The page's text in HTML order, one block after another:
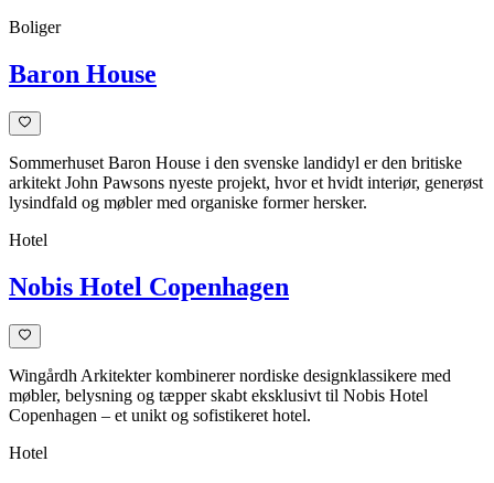
Boliger
Baron House
Sommerhuset Baron House i den svenske landidyl er den britiske
arkitekt John Pawsons nyeste projekt, hvor et hvidt interiør, generøst
lysindfald og møbler med organiske former hersker.
Hotel
Nobis Hotel Copenhagen
Wingårdh Arkitekter kombinerer nordiske designklassikere med
møbler, belysning og tæpper skabt eksklusivt til Nobis Hotel
Copenhagen – et unikt og sofistikeret hotel.
Hotel